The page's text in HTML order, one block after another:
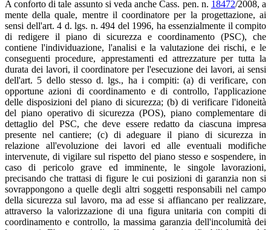
A conforto di tale assunto si veda anche Cass. pen. n. 18472/2008, a
mente della quale, mentre il coordinatore per la progettazione, ai
sensi dell'art. 4 d. lgs. n. 494 del 1996, ha essenzialmente il compito
di redigere il piano di sicurezza e coordinamento (PSC), che
contiene l'individuazione, l'analisi e la valutazione dei rischi, e le
conseguenti procedure, apprestamenti ed attrezzature per tutta la
durata dei lavori, il coordinatore per l'esecuzione dei lavori, ai sensi
dell'art. 5 dello stesso d. lgs., ha i compiti: (a) di verificare, con
opportune azioni di coordinamento e di controllo, l'applicazione
delle disposizioni del piano di sicurezza; (b) di verificare l'idoneità
del piano operativo di sicurezza (POS), piano complementare di
dettaglio del PSC, che deve essere redatto da ciascuna impresa
presente nel cantiere; (c) di adeguare il piano di sicurezza in
relazione all'evoluzione dei lavori ed alle eventuali modifiche
intervenute, di vigilare sul rispetto del piano stesso e sospendere, in
caso di pericolo grave ed imminente, le singole lavorazioni,
precisando che trattasi di figure le cui posizioni di garanzia non si
sovrappongono a quelle degli altri soggetti responsabili nel campo
della sicurezza sul lavoro, ma ad esse si affiancano per realizzare,
attraverso la valorizzazione di una figura unitaria con compiti di
coordinamento e controllo, la massima garanzia dell'incolumità dei